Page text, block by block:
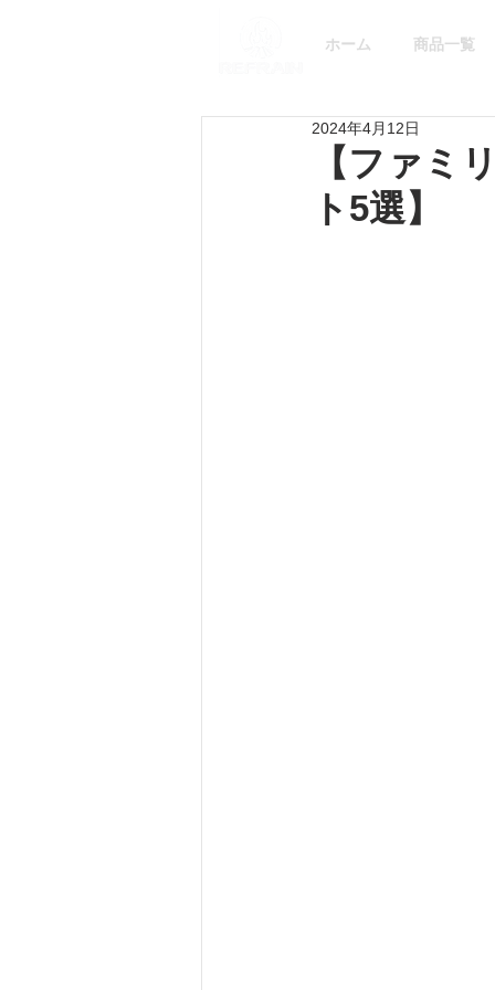
ホーム 商品一覧
【ファミ
ト5選】
2024年4月12日